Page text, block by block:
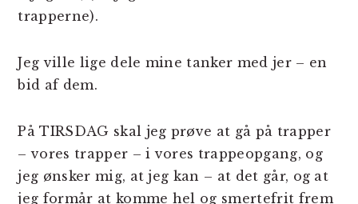
trapperne).
Jeg ville lige dele mine tanker med jer – en
bid af dem.
På TIRSDAG skal jeg prøve at gå på trapper
– vores trapper – i vores trappeopgang, og
jeg ønsker mig, at jeg kan – at det går, og at
jeg formår at komme hel og smertefrit frem